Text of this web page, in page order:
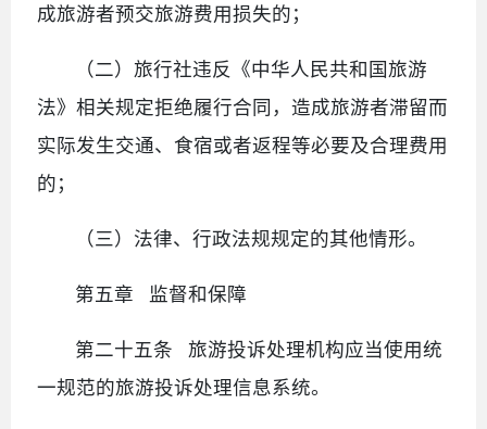
成旅游者预交旅游费用损失的；
（二）旅行社违反《中华人民共和国旅游
法》相关规定拒绝履行合同，造成旅游者滞留而
实际发生交通、食宿或者返程等必要及合理费用
的；
（三）法律、行政法规规定的其他情形。
第五章 监督和保障
第二十五条 旅游投诉处理机构应当使用统
一规范的旅游投诉处理信息系统。